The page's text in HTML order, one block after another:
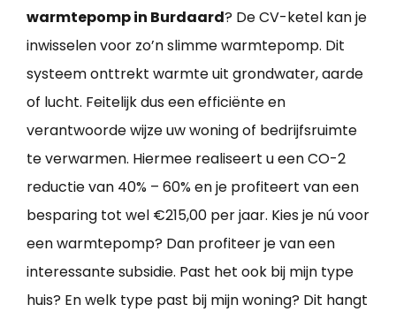
warmtepomp in Burdaard? De CV-ketel kan je
inwisselen voor zo’n slimme warmtepomp. Dit
systeem onttrekt warmte uit grondwater, aarde
of lucht. Feitelijk dus een efficiënte en
verantwoorde wijze uw woning of bedrijfsruimte
te verwarmen. Hiermee realiseert u een CO-2
reductie van 40% – 60% en je profiteert van een
besparing tot wel €215,00 per jaar. Kies je nú voor
een warmtepomp? Dan profiteer je van een
interessante subsidie. Past het ook bij mijn type
huis? En welk type past bij mijn woning? Dit hangt